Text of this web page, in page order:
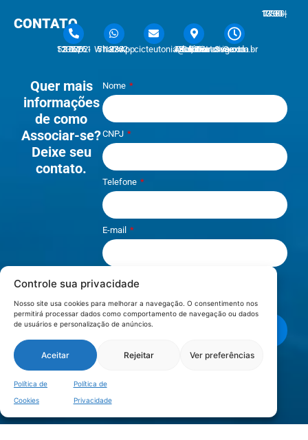
Controle sua privacidade
Nosso site usa cookies para melhorar a navegação. O consentimento nos
permitirá processar dados como comportamento de navegação ou dados
de usuários e personalização de anúncios.
Aceitar Rejeitar Ver preferências
Política de
Cookies
Política de
Privacidade
CONTATO
51 3762-1233 | 51 3762-1030 51 3762-1233 WhatsAppcicteutonia@cicteutonia.com.br
Rua Um Sul, 77 - Centro Administrativo Teutônia - RS Segunda - Sexta
7:30 - 12:00 | 13:30 - 17:30
Quer mais
informações
de como
Associar-se?
Deixe seu
contato.
Nome
CNPJ
Telefone
E-mail
Li e aceito os termos de
Privacidade
LOCALIZAÇÃO